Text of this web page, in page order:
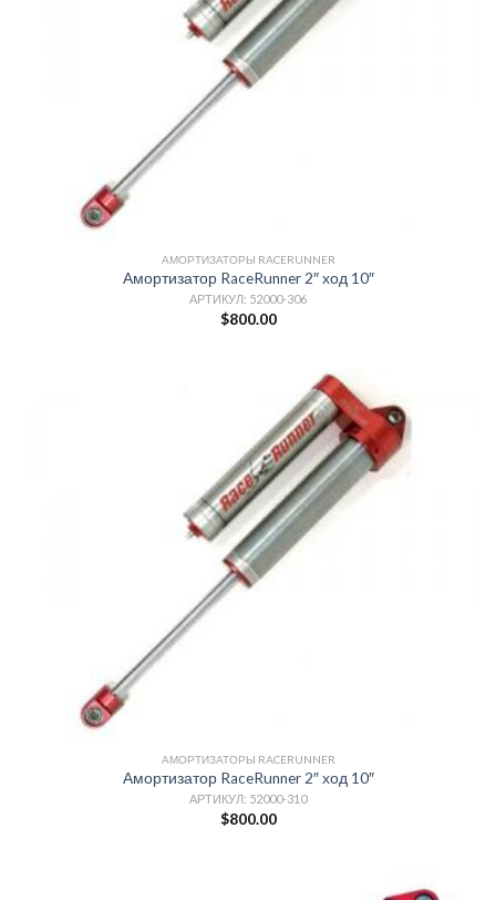
АМОРТИЗАТОРЫ RACERUNNER
Амортизатор RaceRunner 2″ ход 10″
АРТИКУЛ: 52000-306
$800.00
АМОРТИЗАТОРЫ RACERUNNER
Амортизатор RaceRunner 2″ ход 10″
АРТИКУЛ: 52000-310
$800.00